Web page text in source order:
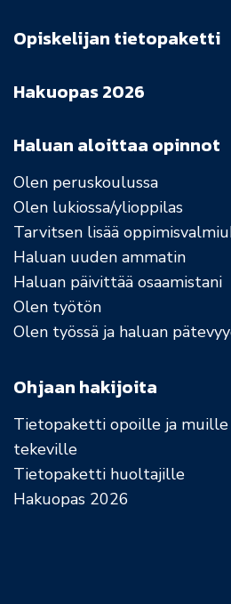
Haluan aloittaa opinnot
Olen peruskoulussa
Olen lukiossa/ylioppilas
Tarvitsen lisää
Haluan uuden ammatin
Haluan päivittää osaamistani
Olen työtön
Olen työssä ja haluan
Ohjaan hakijoita
Tietopaketti opoille ja
tekeville
Tietopaketti huoltajille
Hakuopas 2026
Opiskelijan tietopaketti
Hakuopas 2026